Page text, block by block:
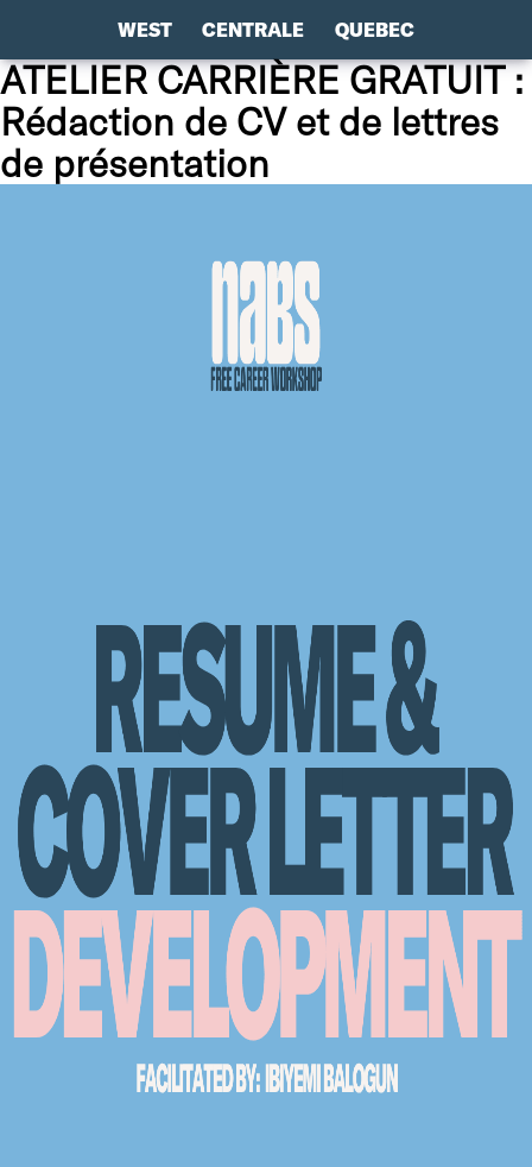
WEST CENTRALE QUEBEC
ATELIER CARRIÈRE GRATUIT :
Rédaction de CV et de lettres
de présentation